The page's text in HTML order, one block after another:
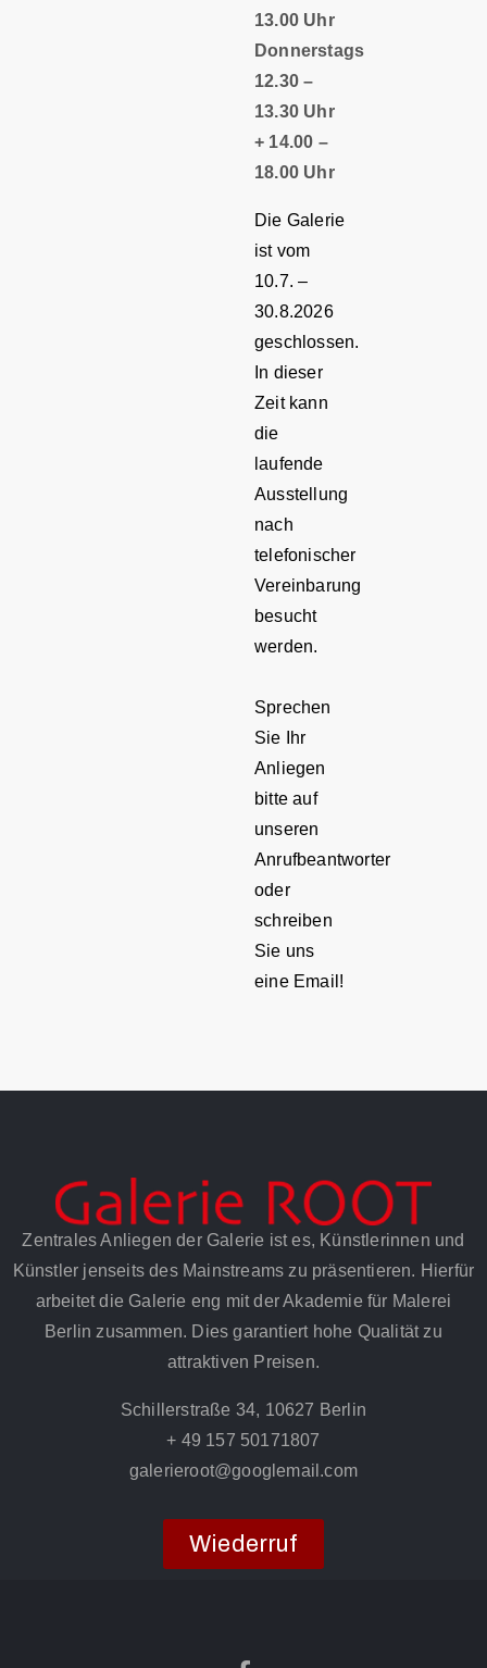
13.00 Uhr
Donnerstags
12.30 –
13.30 Uhr
+ 14.00 –
18.00 Uhr
Die Galerie
ist vom
10.7. –
30.8.2026
geschlossen.
In dieser
Zeit kann
die
laufende
Ausstellung
nach
telefonischer
Vereinbarung
besucht
werden.
Sprechen
Sie Ihr
Anliegen
bitte auf
unseren
Anrufbeantworter
oder
schreiben
Sie uns
eine Email!
Zentrales Anliegen der Galerie ist es, Künstlerinnen und
Künstler jenseits des Mainstreams zu präsentieren. Hierfür
arbeitet die Galerie eng mit der Akademie für Malerei
Berlin zusammen. Dies garantiert hohe Qualität zu
attraktiven Preisen.
Schillerstraße 34, 10627 Berlin
+ 49 157 50171807
galerieroot@googlemail.com
Wiederruf